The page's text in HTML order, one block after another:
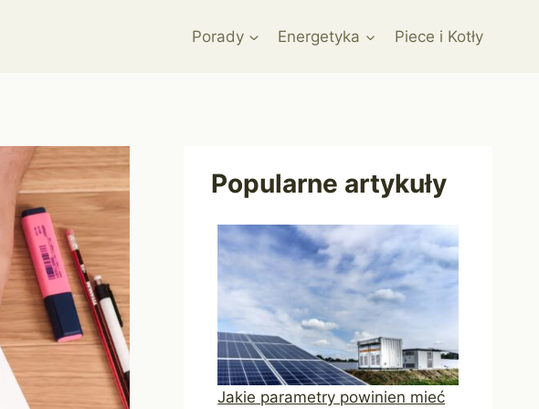
Porady Energetyka Piece i Kotły
Popularne artykuły
Jakie parametry powinien mieć